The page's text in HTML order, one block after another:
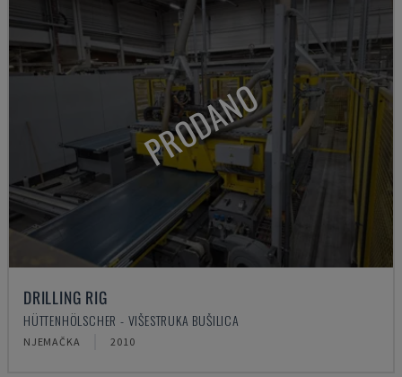
PRODANO
DRILLING RIG
HÜTTENHÖLSCHER - VIŠESTRUKA BUŠILICA
NJEMAČKA 2010